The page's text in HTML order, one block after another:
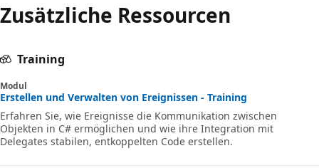
Zusätzliche Ressourcen
Training
Modul
Erstellen und Verwalten von Ereignissen - Training
Erfahren Sie, wie Ereignisse die Kommunikation zwischen
Objekten in C# ermöglichen und wie ihre Integration mit
Delegates stabilen, entkoppelten Code erstellen.